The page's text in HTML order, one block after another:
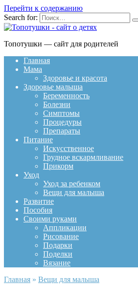
Перейти к содержанию
Search for:
Топотушки — сайт для родителей
Главная
Мама
Здоровье и красота
Здоровье малыша
Беременность
Болезни
Симптомы
Процедуры
Препараты
Питание
Искусственное
Грудное вскармливание
Прикорм
Уход
Уход за ребенком
Вещи для малыша
Развитие
Пособия
Своими руками
Аппликации
Рисование
Подарки
Поделки
Вязание
Главная » Вещи для малыша